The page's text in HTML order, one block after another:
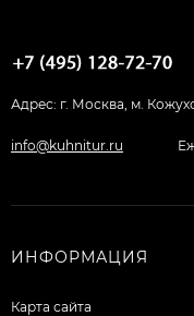
Адрес: г. Москва, м.
info@kuhnitur.ru
ИНФОРМАЦИЯ
Карта сайта